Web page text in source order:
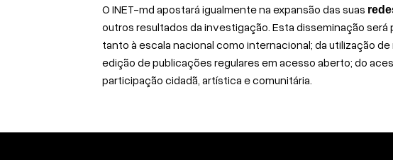
O INET-md apostará igualmente na expansão das suas
outros resultados da investigação. Esta disseminação
tanto à escala nacional como internacional; da utilização
edição de publicações regulares em acesso aberto; do
participação cidadã, artística e comunitária.